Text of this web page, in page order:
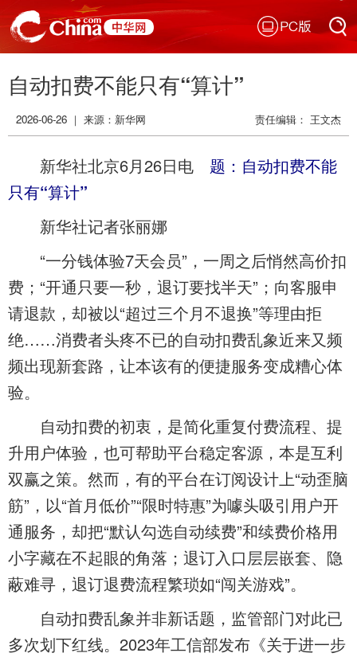
搜索
PC版
自动扣费不能只有“算计”
2026-06-26 ｜ 来源： 新华网 责任编辑： 王文杰
新华社北京6月26日电 题：自动扣费不能
只有“算计”
新华社记者张丽娜
“一分钱体验7天会员”，一周之后悄然高价扣
费；“开通只要一秒，退订要找半天”；向客服申
请退款，却被以“超过三个月不退换”等理由拒
绝……消费者头疼不已的自动扣费乱象近来又频
频出现新套路，让本该有的便捷服务变成糟心体
验。
自动扣费的初衷，是简化重复付费流程、提
升用户体验，也可帮助平台稳定客源，本是互利
双赢之策。然而，有的平台在订阅设计上“动歪脑
筋”，以“首月低价”“限时特惠”为噱头吸引用户开
通服务，却把“默认勾选自动续费”和续费价格用
小字藏在不起眼的角落；退订入口层层嵌套、隐
蔽难寻，退订退费流程繁琐如“闯关游戏”。
自动扣费乱象并非新话题，监管部门对此已
多次划下红线。2023年工信部发布《关于进一步